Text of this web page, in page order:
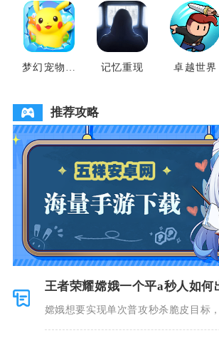
梦幻宠物联
记忆重现 卓越世界
推荐攻略
王者荣耀嫦娥一个平a秒人如何
嫦娥想要实现单次普攻秒杀脆皮目标